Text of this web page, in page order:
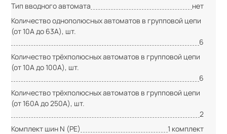
Тип вводного автомата
нет
Количество однополюсных автоматов в групповой цепи
(от 10А до 63А), шт.
6
Количество трёхполюсных автоматов в групповой цепи
(от 10А до 100А), шт.
6
Количество трёхполюсных автоматов в групповой цепи
(от 160А до 250А), шт.
2
Комплект шин N (PE)
1 комплект